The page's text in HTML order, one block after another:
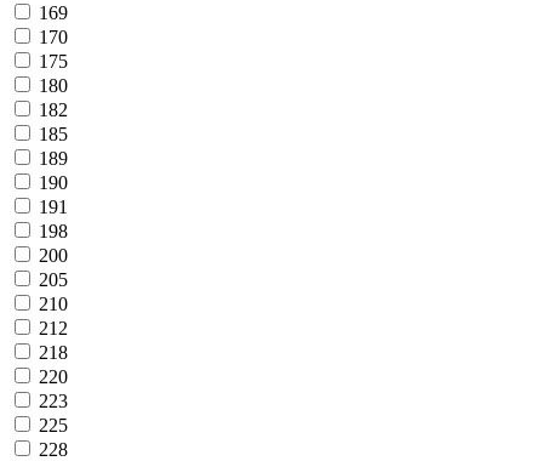
169
170
175
180
182
185
189
190
191
198
200
205
210
212
218
220
223
225
228